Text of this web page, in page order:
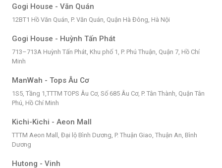
Gogi House - Văn Quán
12BT1 Hồ Văn Quán, P. Văn Quán, Quận Hà Đông, Hà Nội
Gogi House - Huỳnh Tấn Phát
713–713A Huỳnh Tấn Phát, Khu phố 1, P. Phú Thuận, Quận 7, Hồ Chí
Minh
ManWah - Tops Âu Cơ
1S5, Tầng 1,TTTM TOPS Âu Cơ, Số 685 Âu Cơ, P. Tân Thành, Quận Tân
Phú, Hồ Chí Minh
Kichi-Kichi - Aeon Mall
TTTM Aeon Mall, Đại lộ Bình Dương, P. Thuận Giao, Thuận An, Bình
Dương
Hutong - Vinh